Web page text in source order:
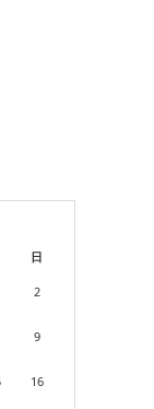
日
2
9
16